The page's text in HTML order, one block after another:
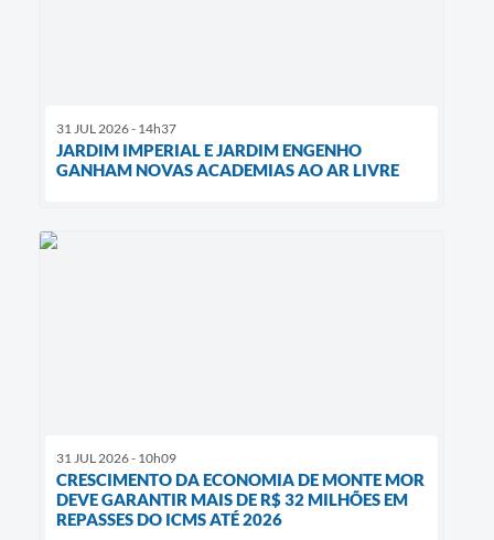
31 JUL 2026 - 14h37
JARDIM IMPERIAL E JARDIM ENGENHO
GANHAM NOVAS ACADEMIAS AO AR LIVRE
31 JUL 2026 - 10h09
CRESCIMENTO DA ECONOMIA DE MONTE MOR
DEVE GARANTIR MAIS DE R$ 32 MILHÕES EM
REPASSES DO ICMS ATÉ 2026